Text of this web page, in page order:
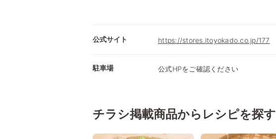
公式サイト https://stores.itoyokado.co.jp/177
駐車場 公式HPをご確認ください
チラシ掲載商品からレシピを探す